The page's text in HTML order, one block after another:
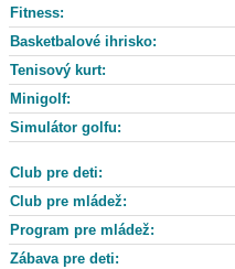
Fitness:
Basketbalové ihrisko:
Tenisový kurt:
Minigolf:
Simulátor golfu:
Club pre deti:
Club pre mládež:
Program pre mládež:
Zábava pre deti: